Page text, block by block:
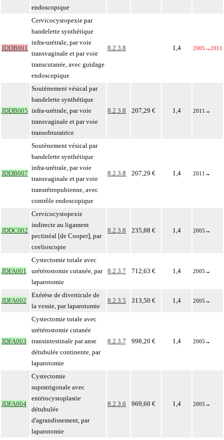
endoscopique
JDDB001
Cervicocystopexie par
bandelette synthétique
infra-urétrale, par voie
transvaginale et par voie
transcutanée, avec guidage
endoscopique
8.2.3.8 1,4 2005 →2011
JDDB005
Soutènement vésical par
bandelette synthétique
infra-urétrale, par voie
transvaginale et par voie
transobturatrice
8.2.3.8 207,29 € 1,4 2011 →
JDDB007
Soutènement vésical par
bandelette synthétique
infra-urétrale, par voie
transvaginale et par voie
transrétropubienne, avec
contrôle endoscopique
8.2.3.8 207,29 € 1,4 2011 →
JDDC002
Cervicocystopexie
indirecte au ligament
pectinéal [de Cooper], par
coelioscopie
8.2.3.8 235,88 € 1,4 2005 →
JDFA001
Cystectomie totale avec
urétérostomie cutanée, par
laparotomie
8.2.3.7 712,63 € 1,4 2005 →
JDFA002
Exérèse de diverticule de
la vessie, par laparotomie
8.2.3.5 313,50 € 1,4 2005 →
JDFA003
Cystectomie totale avec
urétérostomie cutanée
transintestinale par anse
détubulée continente, par
laparotomie
8.2.3.7 998,20 € 1,4 2005 →
JDFA004
Cystectomie
supratrigonale avec
entérocystoplastie
détubulée
d'agrandissement, par
laparotomie
8.2.3.6 969,60 € 1,4 2005 →